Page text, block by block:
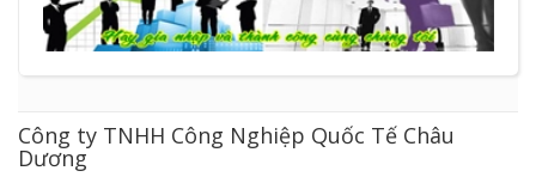
Công ty TNHH Công Nghiệp Quốc Tế Châu
Dương